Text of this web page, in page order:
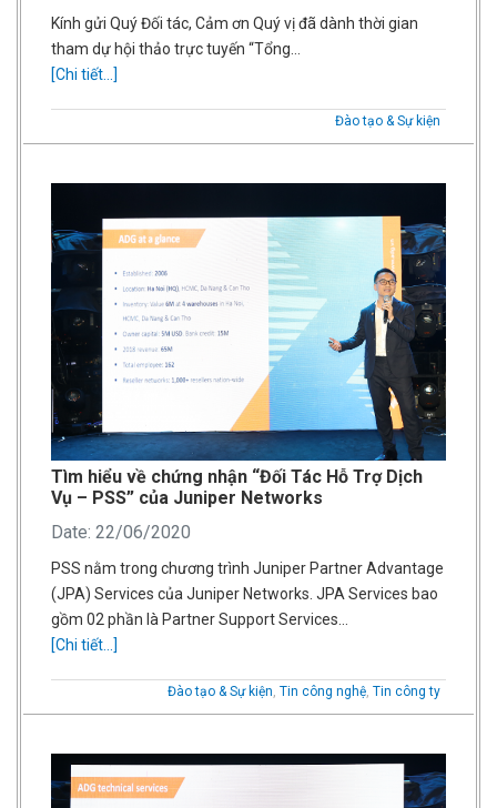
Kính gửi Quý Đối tác, Cảm ơn Quý vị đã dành thời gian
tham dự hội thảo trực tuyến “Tổng…
[Chi tiết...]
Đào tạo & Sự kiện
Tìm hiểu về chứng nhận “Đối Tác Hỗ Trợ Dịch
Vụ – PSS” của Juniper Networks
Date: 22/06/2020
PSS nằm trong chương trình Juniper Partner Advantage
(JPA) Services của Juniper Networks. JPA Services bao
gồm 02 phần là Partner Support Services…
[Chi tiết...]
Đào tạo & Sự kiện Tin công nghệ Tin công ty